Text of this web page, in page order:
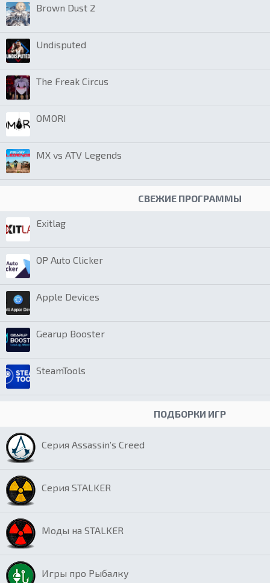
Brown Dust 2
Undisputed
The Freak Circus
OMORI
MX vs ATV Legends
СВЕЖИЕ ПРОГРАММЫ
Exitlag
OP Auto Clicker
Apple Devices
Gearup Booster
SteamTools
ПОДБОРКИ ИГР
Серия Assassin’s Creed
Серия STALKER
Моды на STALKER
Игры про Рыбалку